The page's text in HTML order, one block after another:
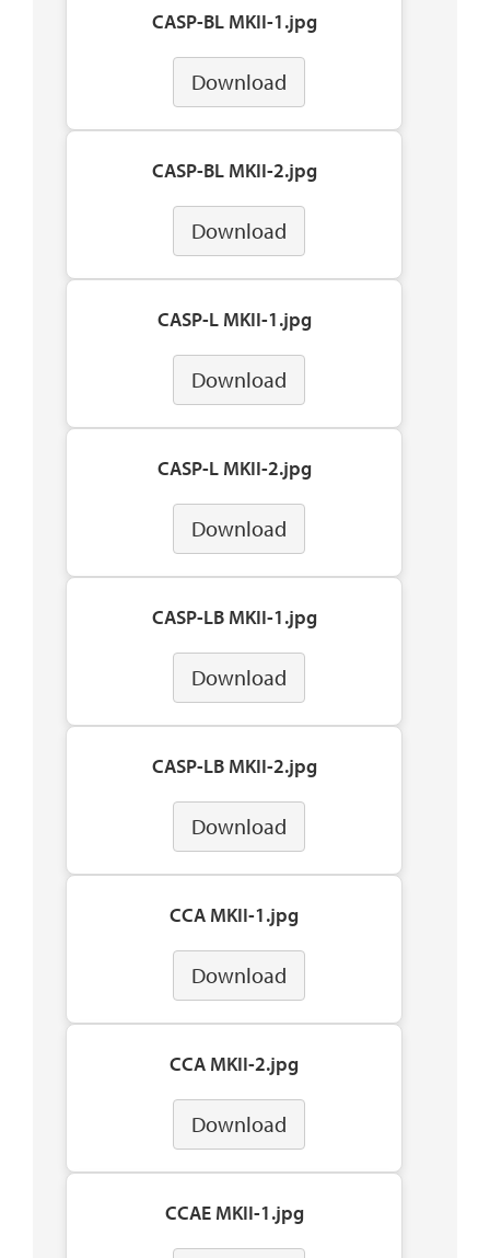
CASP-BL MKII-1.jpg
Download
CASP-BL MKII-2.jpg
Download
CASP-L MKII-1.jpg
Download
CASP-L MKII-2.jpg
Download
CASP-LB MKII-1.jpg
Download
CASP-LB MKII-2.jpg
Download
CCA MKII-1.jpg
Download
CCA MKII-2.jpg
Download
CCAE MKII-1.jpg